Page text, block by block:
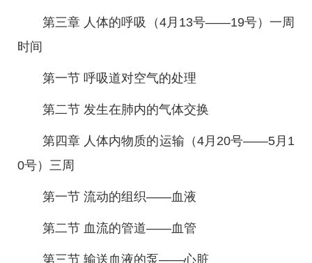
第三章 人体的呼吸（4月13号——19号）一周
时间
第一节 呼吸道对空气的处理
第二节 发生在肺内的气体交换
第四章 人体内物质的运输（4月20号——5月1
0号）三周
第一节 流动的组织——血液
第二节 血流的管道——血管
第三节 输送血液的泵——心脏